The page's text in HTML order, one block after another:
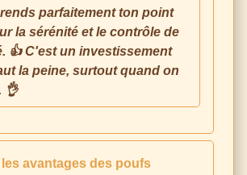
parfaitement ton point
la sérénité et le contrôle de
👍 C'est un investissement
la peine, surtout quand on
👌
avantages des poufs